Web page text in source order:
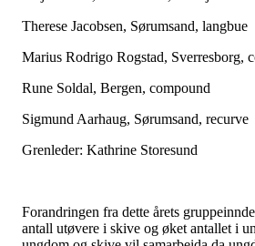
Therese Jacobsen, Sørumsand, langbue
Marius Rodrigo Rogstad, Sverresborg,
Rune Soldal, Bergen, compound
Sigmund Aarhaug, Sørumsand, recurve
Grenleder: Kathrine Storesund
Forandringen fra dette årets
antall utøvere i skive og øket antallet i